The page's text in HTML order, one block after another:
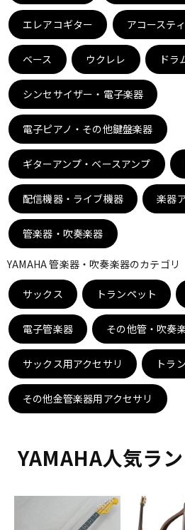
キーボード
管楽器
DTM オンライン納品
配信/ライブ機器
中古
エレアコギター アコーステ
ベース ウクレレ ドラ
シンセサイザー・電子楽器
電子ピアノ・その他鍵盤楽器
ギターアンプ・ベースアンプ
配信機器・ライブ機器 楽器
管楽器・吹奏楽器
YAMAHA 管楽器・吹奏楽器のカテゴリ
サックス トランペット
電子管楽器 その他管・吹奏
サックス用アクセサリ トラ
その他金管楽器用アクセサリ
YAMAHA人気ラ